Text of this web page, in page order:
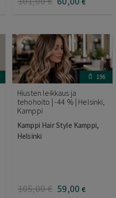
196
Hiusten leikkaus ja
tehohoito | -44 % | Helsinki,
Kamppi
Kamppi Hair Style Kamppi,
Helsinki
105,00€ 59,00 €